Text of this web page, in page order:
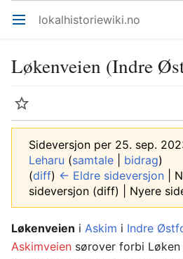
Åpne hovedmenyen lokalhistoriewiki.no
Løkenveien (Indre
Overvåk
Sideversjon per 25. sep.
Leharu (samtale bidrag)
(diff) ← Eldre sideversjon |
sideversjon (diff) | Nyere
Løkenveien i Askim i Indre
Askimveien sørover forbi